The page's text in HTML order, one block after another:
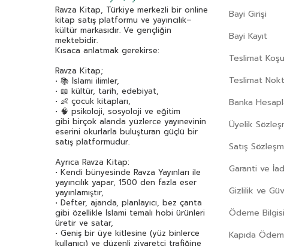
Ravza Kitap, Türkiye merkezli bir online
kitap satış platformu ve yayıncılık–
kültür markasıdır. Ve gençliğin
mektebidir.
Kısaca anlatmak gerekirse:
Ravza Kitap;
• 📚 İslami ilimler,
• 📖 kültür, tarih, edebiyat,
• 👶 çocuk kitapları,
• 🧠 psikoloji, sosyoloji ve eğitim
gibi birçok alanda yüzlerce yayınevinin
eserini okurlarla buluşturan güçlü bir
satış platformudur.
Ayrıca Ravza Kitap:
• Kendi bünyesinde Ravza Yayınları ile
yayıncılık yapar, 1500 den fazla eser
yayınlamıştır,
• Defter, ajanda, planlayıcı, bez çanta
gibi özellikle İslami temalı hobi ürünleri
üretir ve satar,
• Geniş bir üye kitlesine (yüz binlerce
kullanıcı) ve düzenli ziyaretçi trafiğine
Bayi Girişi
Bayi Kayıt
Teslimat
Teslimat
Banka
Üyelik
Satış
Garanti ve
Gizlilik ve
Ödeme Bilgisi
Kapıda